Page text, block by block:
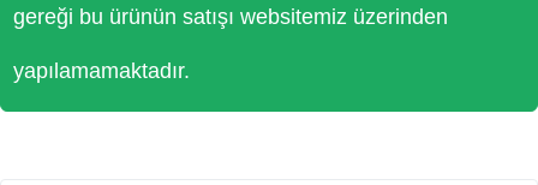
gereği bu ürünün satışı websitemiz üzerinden
yapılamamaktadır.